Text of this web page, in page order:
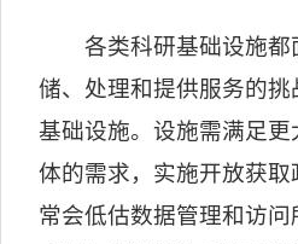
各类科研基础设施
储、处理和提供服务的
基础设施。设施需满足
体的需求，实施开放获
常会低估数据管理和访问